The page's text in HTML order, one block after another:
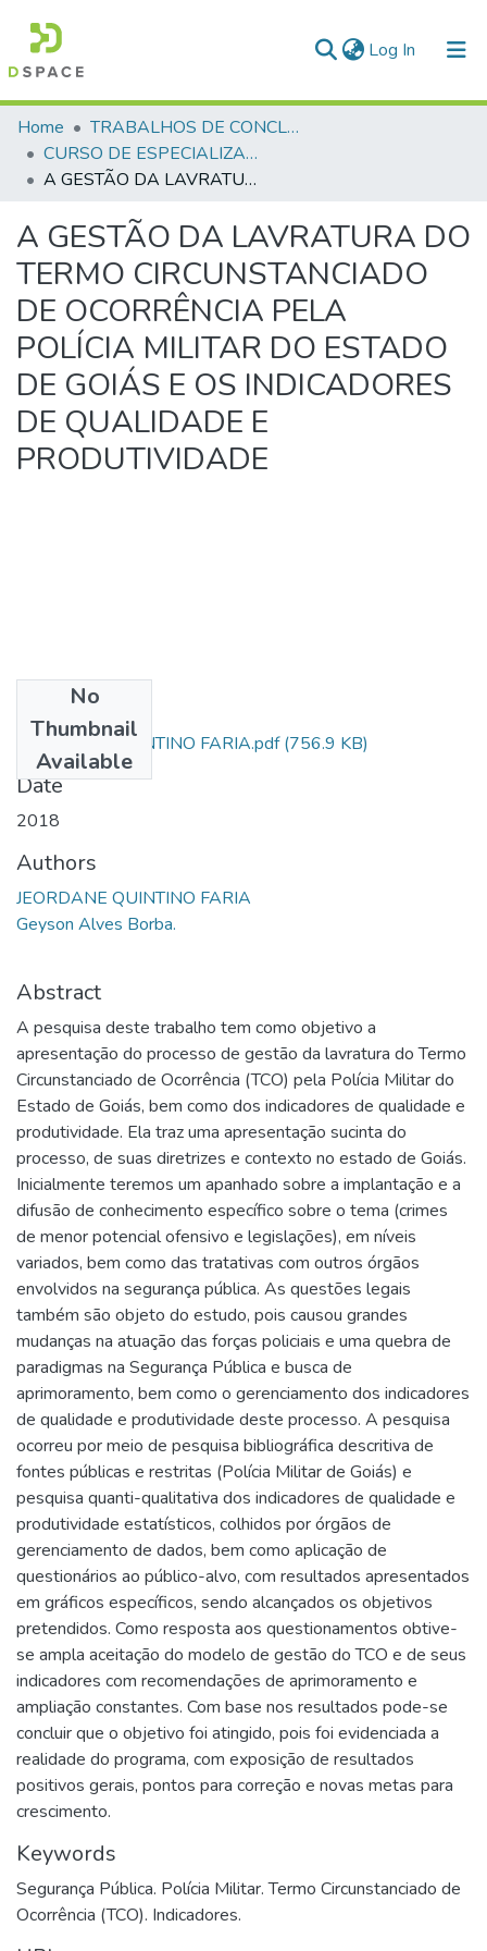
Log In (current)
Communities & Collections
All of DSpace
Home
TRABALHOS DE CONCLUSÃO DE CURSO - CEGESP (CURSO DE ESPECIALIZAÇÃO EM GERENCIAMENTO EM SEGURANÇA PÚBLICA)
CURSO DE ESPECIALIZAÇÃO EM GERENCIAMENTO EM SEGURANÇA PÚBLICA - CEGESP - 2018
A GESTÃO DA LAVRATURA DO TERMO CIRCUNSTANCIADO DE OCORRÊNCIA PELA POLÍCIA MILITAR DO ESTADO DE GOIÁS E OS INDICADORES DE QUALIDADE E PRODUTIVIDADE
A GESTÃO DA LAVRATURA DO
TERMO CIRCUNSTANCIADO
DE OCORRÊNCIA PELA
POLÍCIA MILITAR DO ESTADO
DE GOIÁS E OS INDICADORES
DE QUALIDADE E
PRODUTIVIDADE
No
Thumbnail
Available
JEORDANE QUINTINO FARIA.pdf(756.9 KB)
Date
2018
Authors
JEORDANE QUINTINO FARIA
Geyson Alves Borba.
Abstract
A pesquisa deste trabalho tem como objetivo a
apresentação do processo de gestão da lavratura do Termo
Circunstanciado de Ocorrência (TCO) pela Polícia Militar do
Estado de Goiás, bem como dos indicadores de qualidade e
produtividade. Ela traz uma apresentação sucinta do
processo, de suas diretrizes e contexto no estado de Goiás.
Inicialmente teremos um apanhado sobre a implantação e a
difusão de conhecimento específico sobre o tema (crimes
de menor potencial ofensivo e legislações), em níveis
variados, bem como das tratativas com outros órgãos
envolvidos na segurança pública. As questões legais
também são objeto do estudo, pois causou grandes
mudanças na atuação das forças policiais e uma quebra de
paradigmas na Segurança Pública e busca de
aprimoramento, bem como o gerenciamento dos indicadores
de qualidade e produtividade deste processo. A pesquisa
ocorreu por meio de pesquisa bibliográfica descritiva de
fontes públicas e restritas (Polícia Militar de Goiás) e
pesquisa quanti-qualitativa dos indicadores de qualidade e
produtividade estatísticos, colhidos por órgãos de
gerenciamento de dados, bem como aplicação de
questionários ao público-alvo, com resultados apresentados
em gráficos específicos, sendo alcançados os objetivos
pretendidos. Como resposta aos questionamentos obtive-
se ampla aceitação do modelo de gestão do TCO e de seus
indicadores com recomendações de aprimoramento e
ampliação constantes. Com base nos resultados pode-se
concluir que o objetivo foi atingido, pois foi evidenciada a
realidade do programa, com exposição de resultados
positivos gerais, pontos para correção e novas metas para
crescimento.
Keywords
Segurança Pública. Polícia Militar. Termo Circunstanciado de
Ocorrência (TCO). Indicadores.